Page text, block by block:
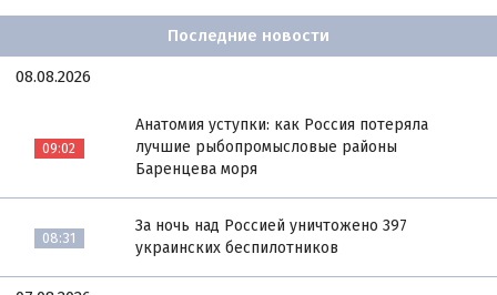
Последние новости
08.08.2026
09:02
Анатомия уступки: как Россия потеряла
лучшие рыбопромысловые районы
Баренцева моря
08:31
За ночь над Россией уничтожено 397
украинских беспилотников